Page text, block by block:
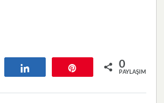
0
PAYLAŞIMLAR